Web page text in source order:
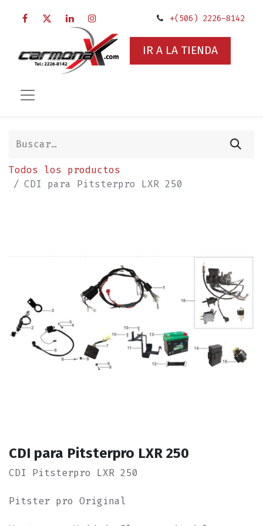
+(506) 2226-8142
IR A LA TIENDA
Todos los productos
CDI para Pitsterpro LXR 250
CDI para Pitsterpro LXR 250
CDI Pitsterpro LXR 250
Pitster pro Original